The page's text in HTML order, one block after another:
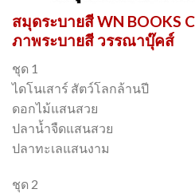
สมุดระบายสี WN BOOKS
ภาพระบายสี วรรณาบุ๊คส์
ชุด 1
ไดโนเสาร์ สัตว์โลกล้านปี
ดอกไม้แสนสวย
ปลาน้ำจืดแสนสวย
ปลาทะเลแสนงาม
ชุด 2